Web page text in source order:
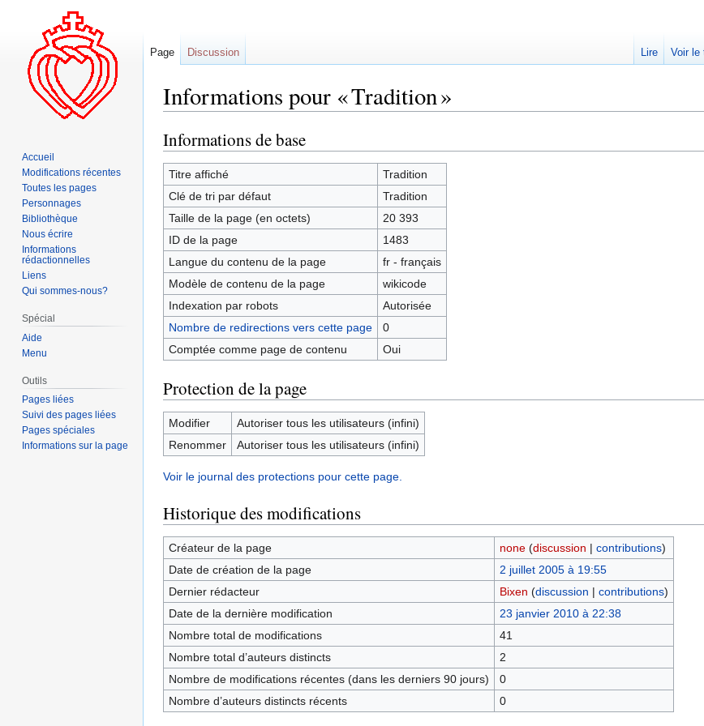
Informations pour « Tradition »
Aller
à
la
navigation
Aller
à
la
recherche
Informations de base
Titre affiché
Tradition
Clé de tri par défaut
Tradition
Taille de la page (en octets)
20 393
ID de la page
1483
Langue du contenu de la page
fr - français
Modèle de contenu de la page
wikicode
Indexation par robots
Autorisée
Nombre de redirections vers cette page
0
Comptée comme page de contenu
Oui
Protection de la page
Modifier
Autoriser tous les utilisateurs (infini)
Renommer
Autoriser tous les utilisateurs (infini)
Voir le journal des protections pour cette page.
Historique des modifications
Créateur de la page none (discussion | contributions)
Date de création de la page
2 juillet 2005 à 19:55
Dernier rédacteur
Bixen (discussion | contributions)
Date de la dernière modification
23 janvier 2010 à 22:38
Nombre total de modifications
41
Nombre total d’auteurs distincts
2
Nombre de modifications récentes (dans les derniers 90 jours)
0
Nombre d’auteurs distincts récents
0
Page Discussion Lire Voir le
Accueil
Modifications récentes
Toutes les pages
Personnages
Bibliothèque
Nous écrire
Informations
rédactionnelles
Liens
Qui sommes-nous?
Spécial
Aide
Menu
Outils
Pages liées
Suivi des pages liées
Pages spéciales
Informations sur la page